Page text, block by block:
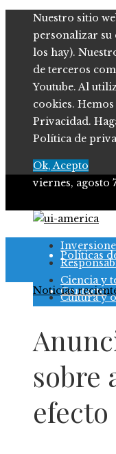
Nuestro sitio
personalizar su
los hay).
de terceros
Youtube. Al
cookies.
Privacidad.
Política de
Ok, Acepto
viernes, agosto
Quiénes
Políticas
Contacto
Ciencia y
Cultura y
Noticias
sobre
efecto